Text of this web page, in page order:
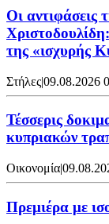
Οι αντιφάσεις
της «ισχυρής
Στήλες|09.08.2026
Τέσσερις
κυπριακών
Οικονομία|
Πρεμιέρα με